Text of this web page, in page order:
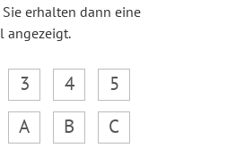
erhalten dann eine
angezeigt.
3 4
5
A B
C